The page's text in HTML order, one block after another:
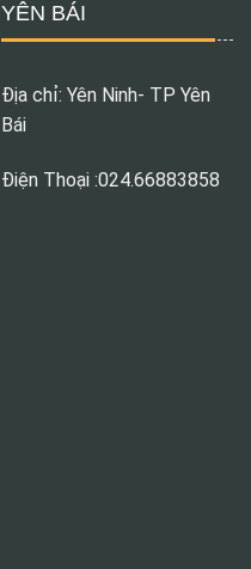
YÊN BÁI
Địa chỉ: Yên Ninh- TP Yên
Bái
Điện Thoại :024.66883858